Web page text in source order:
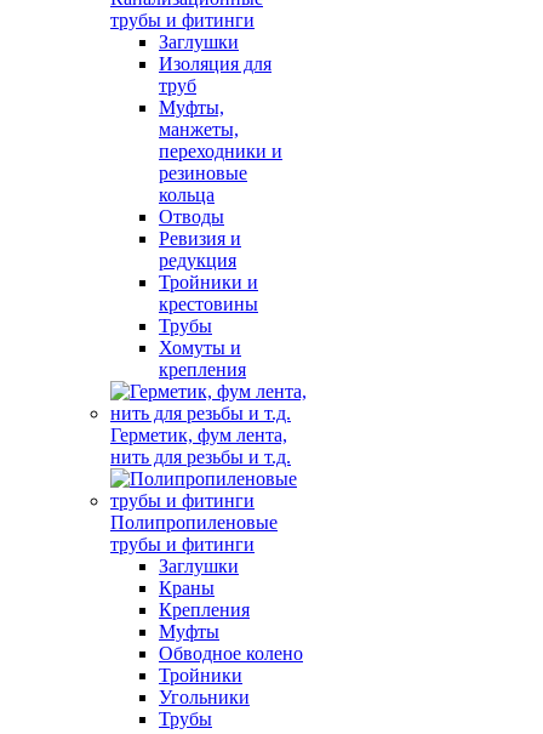
трубы и фитинги
Заглушки
Изоляция для
труб
Муфты,
манжеты,
переходники и
резиновые
кольца
Отводы
Ревизия и
редукция
Тройники и
крестовины
Трубы
Хомуты и
крепления
Герметик, фум лента,
нить для резьбы и т.д.
Полипропиленовые
трубы и фитинги
Заглушки
Краны
Крепления
Муфты
Обводное колено
Тройники
Угольники
Трубы